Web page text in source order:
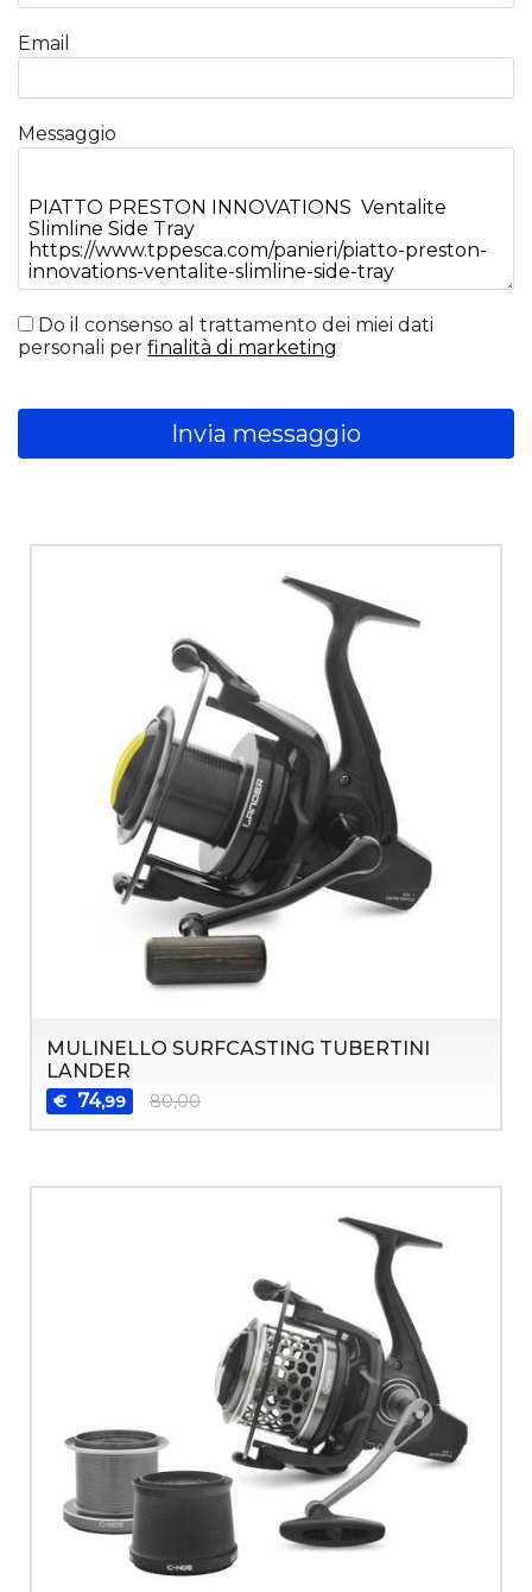
Email
Messaggio
Do il consenso al trattamento dei miei dati
personali perfinalità di marketing
Invia messaggio
MULINELLO SURFCASTING TUBERTINI
LANDER
€ 74,99 80,00